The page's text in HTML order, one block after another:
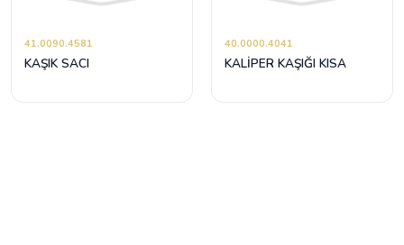
41.0090.4581
KAŞIK SACI
40.0000.4041
KALİPER KAŞIĞI KISA